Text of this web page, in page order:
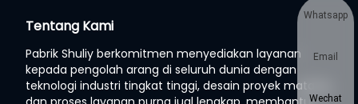
Tentang Kami
Pabrik Shuliy berkomitmen menyediakan layanan
kepada pengolah arang di seluruh dunia dengan
teknologi industri tingkat tinggi, desain proyek matang,
Whatsapp
Email
Wechat